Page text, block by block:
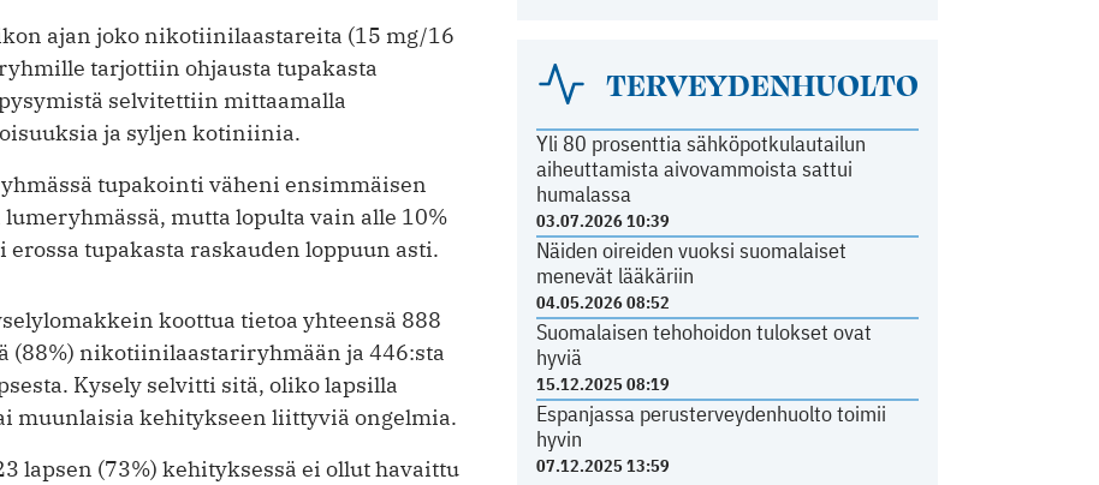
TERVEYDENHUOLTO
Yli 80 prosenttia sähköpotkulautailun
aiheuttamista aivovammoista sattui
humalassa
03.07.2026 10:39
Näiden oireiden vuoksi suomalaiset
menevät lääkäriin
04.05.2026 08:52
Suomalaisen tehohoidon tulokset ovat
hyviä
15.12.2025 08:19
Espanjassa perusterveydenhuolto toimii
hyvin
07.12.2025 13:59
ajan joko nikotiinilaastareita (15 mg/16
tarjottiin ohjausta tupakasta
selvitettiin mittaamalla
ja syljen kotiniinia.
tupakointi väheni ensimmäisen
mutta lopulta vain alle 10%
tupakasta raskauden loppuun asti.
koottua tietoa yhteensä 888
(88%) nikotiinilaastariryhmään ja 446:sta
Kysely selvitti sitä, oliko lapsilla
muunlaisia kehitykseen liittyviä ongelmia.
lapsen (73%) kehityksessä ei ollut havaittu